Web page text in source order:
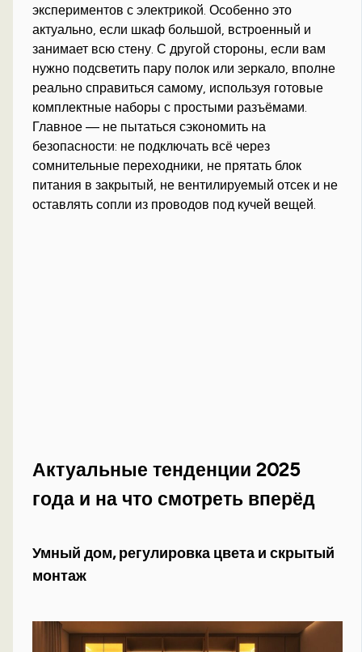
экспериментов с электрикой. Особенно это
актуально, если шкаф большой, встроенный и
занимает всю стену. С другой стороны, если вам
нужно подсветить пару полок или зеркало, вполне
реально справиться самому, используя готовые
комплектные наборы с простыми разъёмами.
Главное — не пытаться сэкономить на
безопасности: не подключать всё через
сомнительные переходники, не прятать блок
питания в закрытый, не вентилируемый отсек и не
оставлять сопли из проводов под кучей вещей.
Актуальные тенденции 2025
года и на что смотреть вперёд
Умный дом, регулировка цвета и скрытый
монтаж